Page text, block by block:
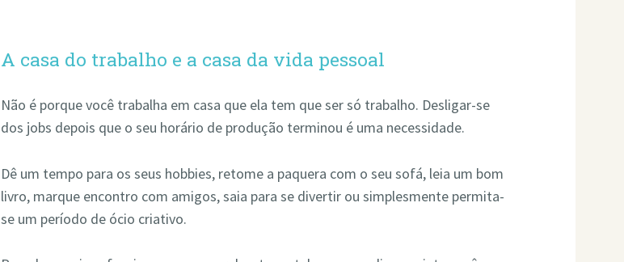
A casa do trabalho e a casa da vida pessoal
Não é porque você trabalha em casa que ela tem que ser só trabalho. Desligar-se
dos jobs depois que o seu horário de produção terminou é uma necessidade.
Dê um tempo para os seus hobbies, retome a paquera com o seu sofá, leia um bom
livro, marque encontro com amigos, saia para se divertir ou simplesmente permita-
se um período de ócio criativo.